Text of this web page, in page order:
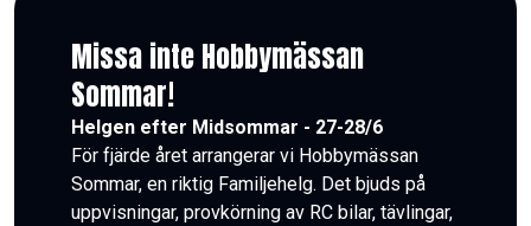
Missa inte Hobbymässan
Sommar!
Helgen efter Midsommar - 27-28/6
För fjärde året arrangerar vi Hobbymässan
Sommar, en riktig Familjehelg. Det bjuds på
uppvisningar, provkörning av RC bilar, tävlingar,